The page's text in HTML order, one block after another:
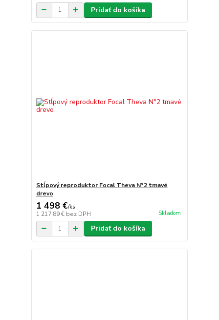
Pridať do košíka
Stĺpový reproduktor Focal Theva N°2 tmavé
drevo
1 498 €/ks
1 217,89 € bez DPH Skladom
Pridať do košíka